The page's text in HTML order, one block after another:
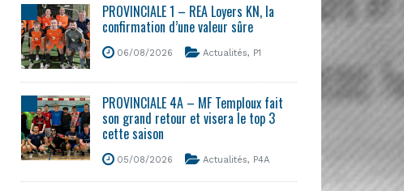
PROVINCIALE 1 – REA Loyers KN, la
confirmation d’une valeur sûre
06/08/2026 Actualités, P1
PROVINCIALE 4A – MF Temploux fait
son grand retour et visera le top 3
cette saison
05/08/2026 Actualités, P4A